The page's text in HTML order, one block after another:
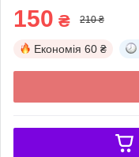
150 ₴ 210 ₴
Економія 60 ₴